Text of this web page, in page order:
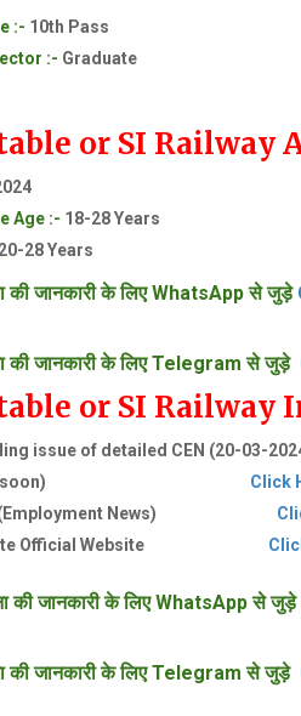
:- 10th Pass
:- Graduate
or SI Railway
Age :- 18-28 Years
20-28 Years
की जानकारी के लिए WhatsApp से जुड़े
की जानकारी के लिए Telegram से जुड़े
or SI
issue of detailed CEN (20-03-
(soon) Click
(Employment News)
Official Website
की जानकारी के लिए WhatsApp से जुड़े
की जानकारी के लिए Telegram से जुड़े